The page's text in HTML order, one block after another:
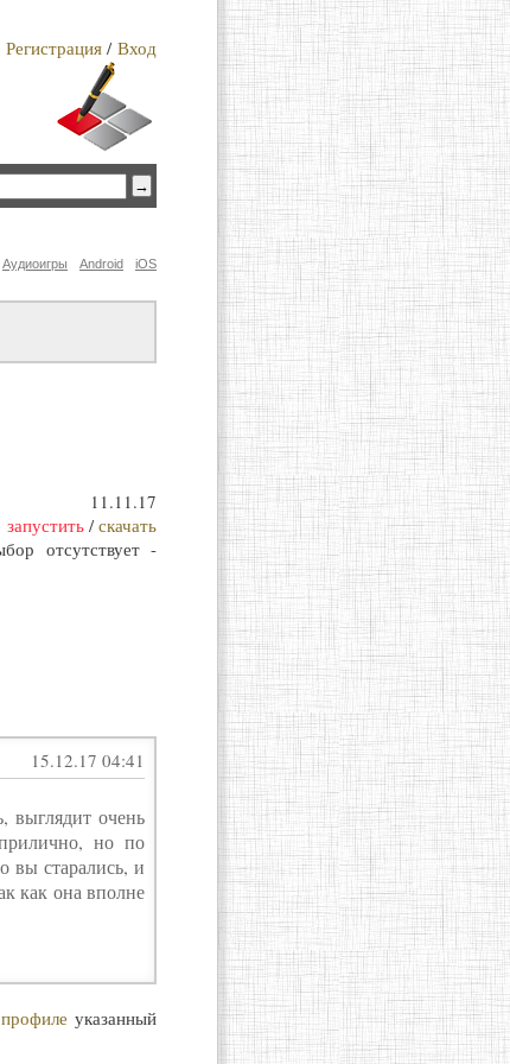
Регистрация / Вход
iOS
Android
Аудиоигры
11.11.17
запустить /скачать
отсутствует -
15.12.17 04:41
выглядит очень
но по
вы старались, и
как она вполне
профиле указанный